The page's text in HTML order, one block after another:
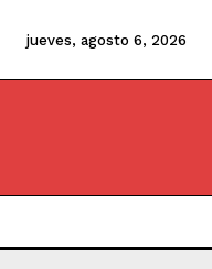
jueves, agosto 6, 2026